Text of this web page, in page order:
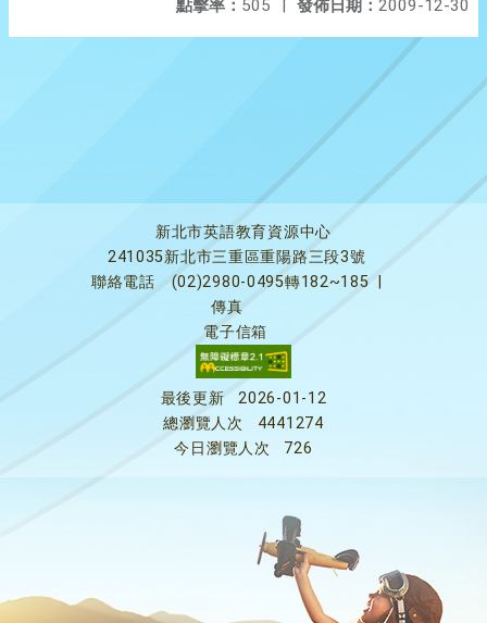
發佈日期： 2009-12-30
點擊率： 505 |
新北市英語教育資源中心
241035新北市三重區重陽路三段3號
聯絡電話
(02)2980-0495轉182~185
傳真
電子信箱
最後更新
2026-01-12
總瀏覽人次
4441274
今日瀏覽人次
726